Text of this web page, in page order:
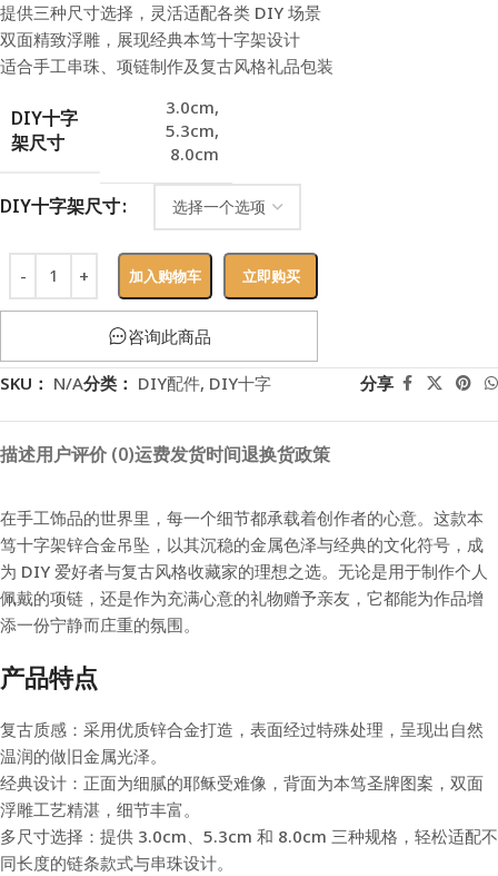
提供三种尺寸选择，灵活适配各类 DIY 场景
双面精致浮雕，展现经典本笃十字架设计
适合手工串珠、项链制作及复古风格礼品包装
DIY十字
架尺寸
3.0cm,
5.3cm,
8.0cm
DIY十字架尺寸
加入购物车 立即购买
咨询此商品
SKU： N/A分类： DIY配件, DIY十字 分享
描述用户评价 (0)运费发货时间退换货政策
在手工饰品的世界里，每一个细节都承载着创作者的心意。这款本
笃十字架锌合金吊坠，以其沉稳的金属色泽与经典的文化符号，成
为 DIY 爱好者与复古风格收藏家的理想之选。无论是用于制作个人
佩戴的项链，还是作为充满心意的礼物赠予亲友，它都能为作品增
添一份宁静而庄重的氛围。
产品特点
复古质感：采用优质锌合金打造，表面经过特殊处理，呈现出自然
温润的做旧金属光泽。
经典设计：正面为细腻的耶稣受难像，背面为本笃圣牌图案，双面
浮雕工艺精湛，细节丰富。
多尺寸选择：提供 3.0cm、5.3cm 和 8.0cm 三种规格，轻松适配不
同长度的链条款式与串珠设计。